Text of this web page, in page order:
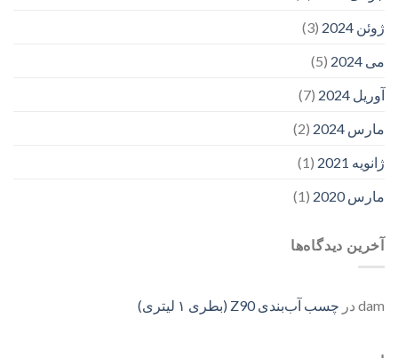
ژوئن 2024
(3)
می 2024
(5)
آوریل 2024
(7)
مارس 2024
(2)
ژانویه 2021
(1)
مارس 2020
(1)
آخرین دیدگاه‌ها
dam در چسب آب‌بندی Z90 (بطری ۱ لیتری)